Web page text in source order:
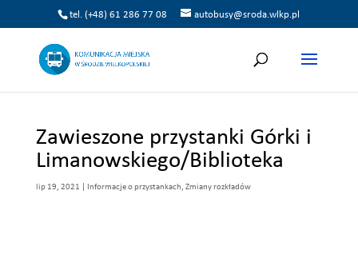
tel. (+48) 61 286 77 08 autobusy@sroda.wlkp.pl
Zawieszone przystanki Górki i
Limanowskiego/Biblioteka
lip 19, 2021 Informacje o przystankach, Zmiany rozkładów